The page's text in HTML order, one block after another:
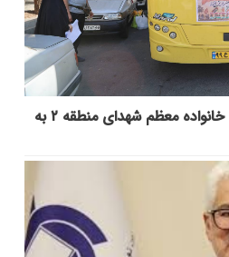
بدرقه کاروان خانواده معظم شهدای منطقه ۲ به